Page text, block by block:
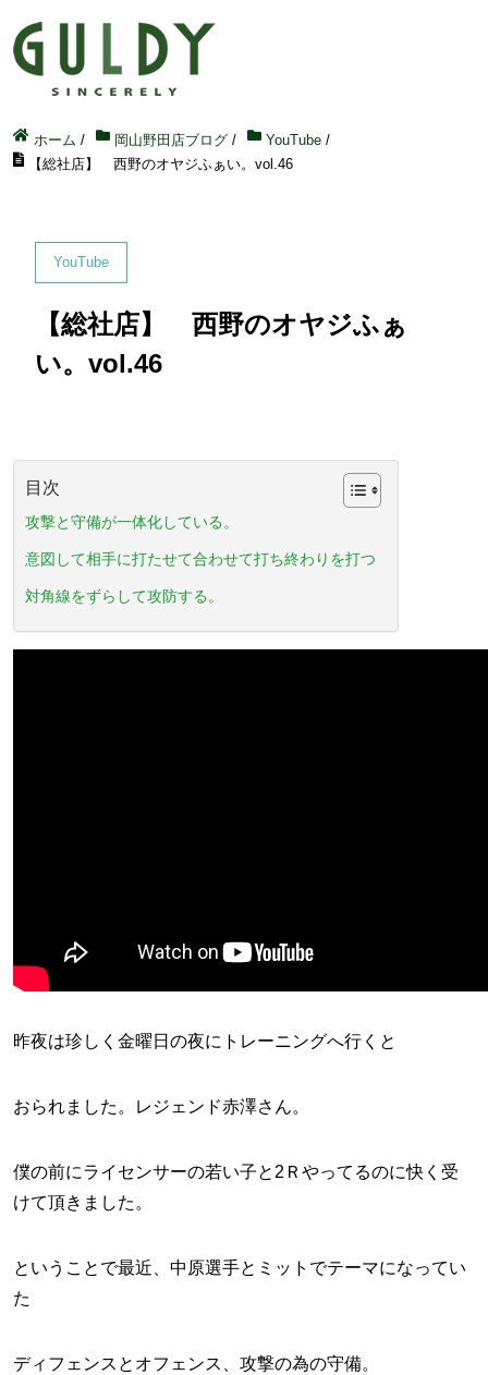
ホーム / 岡山野田店ブログ / YouTube /
【総社店】 西野のオヤジふぁい。vol.46
YouTube
【総社店】 西野のオヤジふぁ
い。vol.46
目次
攻撃と守備が一体化している。
意図して相手に打たせて合わせて打ち終わりを打つ
対角線をずらして攻防する。
昨夜は珍しく金曜日の夜にトレーニングへ行くと
おられました。レジェンド赤澤さん。
僕の前にライセンサーの若い子と2Ｒやってるのに快く受
けて頂きました。
ということで最近、中原選手とミットでテーマになってい
た
ディフェンスとオフェンス、攻撃の為の守備。